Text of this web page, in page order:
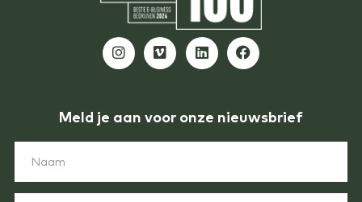
Meld je aan voor onze nieuwsbrief